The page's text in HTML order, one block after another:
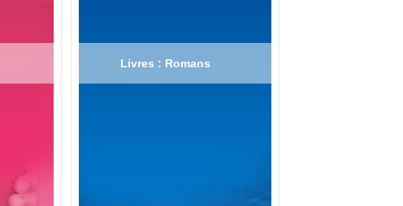
Livres : Romans